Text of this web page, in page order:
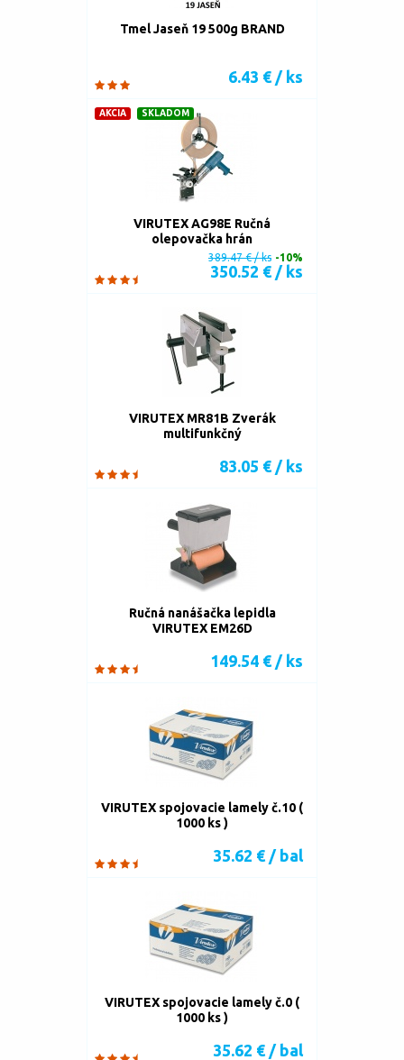
Tmel Jaseň 19 500g BRAND
6.43 € / ks
VIRUTEX AG98E Ručná
olepovačka hrán
350.52 € / ks
389.47 € / ks -10%
AKCIA SKLADOM
VIRUTEX MR81B Zverák
multifunkčný
83.05 € / ks
Ručná nanášačka lepidla
VIRUTEX EM26D
149.54 € / ks
VIRUTEX spojovacie lamely č.10 (
1000 ks )
35.62 € / bal
VIRUTEX spojovacie lamely č.0 (
1000 ks )
35.62 € / bal